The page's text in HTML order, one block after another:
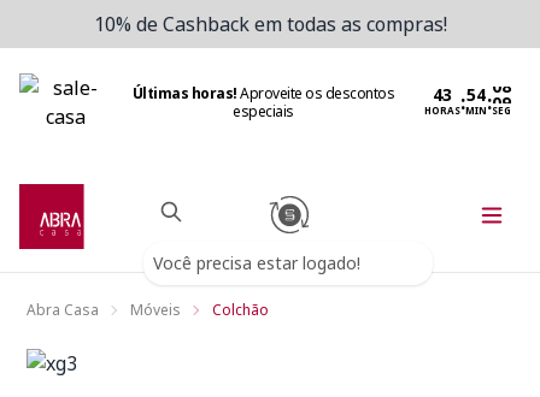
10% de Cashback em todas as compras!
Últimas horas!Aproveite os descontos
especiais
HORAS:MIN:SEG
Você precisa estar logado!
Abra Casa Móveis Colchão